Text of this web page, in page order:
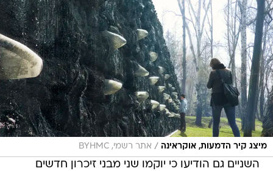
מיצג קיר הדמעות, אוקראינה / אתר רשמי, BYHMC
השניים גם הודיעו כי יוקמו שני מבני זיכרון חדשים